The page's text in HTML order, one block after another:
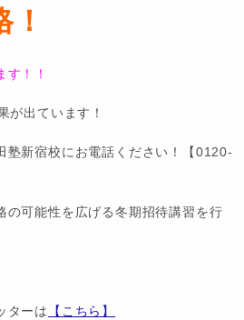
！！
が出ています！
新宿校にお電話ください！【0120-
可能性を広げる冬期招待講習を行
ターは 【こちら】